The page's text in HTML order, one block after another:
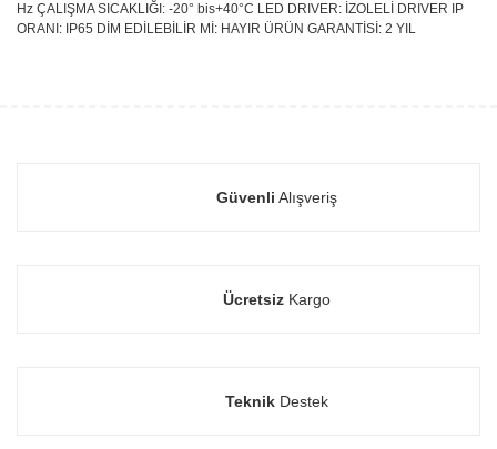
Hz ÇALIŞMA SICAKLIĞI: -20° bis+40°C LED DRIVER: İZOLELİ DRIVER IP
ORANI: IP65 DİM EDİLEBİLİR Mİ: HAYIR ÜRÜN GARANTİSİ: 2 YIL
Güvenli Alışveriş
ÜcretsizKargo
TeknikDestek